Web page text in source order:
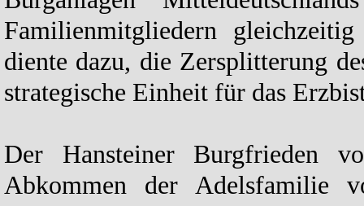
Familienmitgliedern
diente dazu, die Zersplitterung
strategische Einheit für das
Der Hansteiner Burgfrieden
Abkommen der Adelsfamilie